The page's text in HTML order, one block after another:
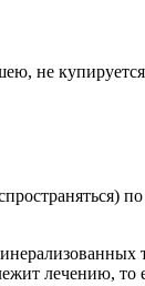
не
лечению,